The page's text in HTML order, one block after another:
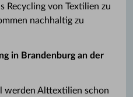
Recycling von Textilien zu
nachhaltig zu
in Brandenburg an der
werden Alttextilien schon